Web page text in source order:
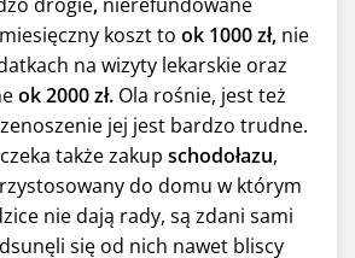
koszt to ok 1000 zł, nie
na wizyty lekarskie oraz
ok 2000 zł. Ola rośnie, jest też
jej jest bardzo trudne.
także zakup schodołazu,
do domu w którym
nie dają rady, są zdani sami
się od nich nawet bliscy